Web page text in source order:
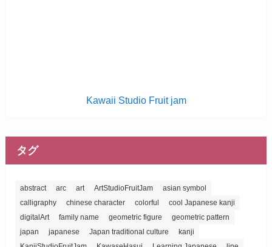
Kawaii Studio Fruit jam
タグ
abstract arc art ArtStudioFruitJam
asian symbol
calligraphy
chinese character colorful
cool Japanese kanji
digitalArt
family name geometric figure
geometric pattern
japan
japanese Japan traditional culture
kanji